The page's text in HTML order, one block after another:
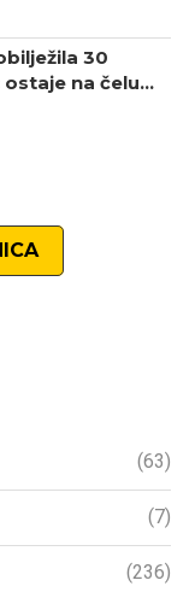
30
na čelu...
(63)
(7)
(236)